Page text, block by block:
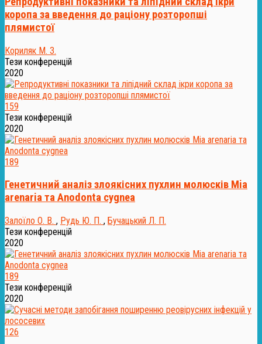
коропа за введення до раціону розторопші
плямистої
Кориляк М. З.
Тези конференцій
2020
159
Тези конференцій
2020
189
Генетичний аналіз злоякісних пухлин молюсків Mia
arenaria та Anodonta сygnea
Залоїло О. В. , Рудь Ю. П. , Бучацький Л. П.
Тези конференцій
2020
189
Тези конференцій
2020
126